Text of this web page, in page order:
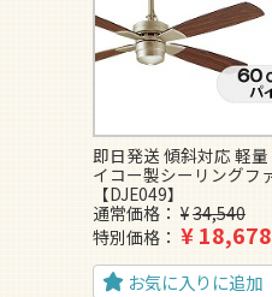
即日発送 傾斜対応 軽量
イコー製シーリングフ
【DJE049】
通常価格
¥34,540
特別価格
¥18,678
お気に入りに追加